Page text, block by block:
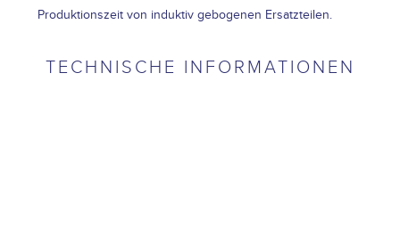
Produktionszeit von induktiv gebogenen Ersatzteilen.
TECHNISCHE INFORMATIONEN